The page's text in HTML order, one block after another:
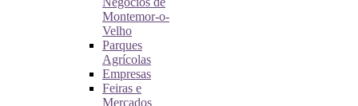
Montemor-o-
Velho
Parques
Agrícolas
Empresas
Feiras e
Mercados